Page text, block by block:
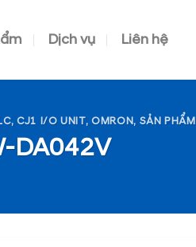
Dịch vụ Liên hệ
, CJ1 I/O UNIT,OMRON, SẢN PHẨM
DA042V